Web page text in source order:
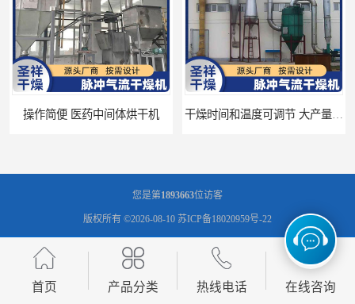
制作精良 厂家定制 新材料干燥 隔热设计 热风干燥系统
您是第1893663位访客
版权所有 ©2026-08-10 苏ICP备18020959号-22
技术支持： 八方资源网 管理员入口 网站地图
首页 产品分类 热线电话 在线咨询